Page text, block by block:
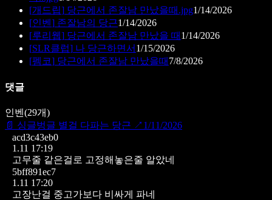
[개드립] 당근에서 존잘남 만났을때.jpg1/14/2026
[인벤 ] 존잘남의 당근1/14/2026
[루리웹] 당근에서 존잘남 만났을 때 1/14/2026
[SLR클럽] 나 당근하면서 1/15/2026
[펨코] 당근에서 존잘남 만났을때 7/8/2026
댓글
인벤 (29개)
📄 싱글벙글 별걸 다파는 당근 ↗ 1/11/2026
acd3c43eb0
1.11 17:19
고무줄 같은걸로 고정해놓은줄 알았네
5bff891ec7
1.11 17:20
고장난걸 중고가보다 비싸게 파네